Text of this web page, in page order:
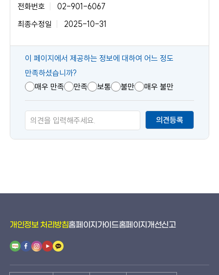
전화번호
02-901-6067
최종수정일
2025-10-31
콘
텐
츠
만
족
도
이 페이지에서 제공하는 정보에 대하여 어느 정도
만족하셨습니까?
매우 만족
만족 보통 불만 매우 불만
의견등록
개인정보 처리방침홈페이지가이드홈페이지개선신고